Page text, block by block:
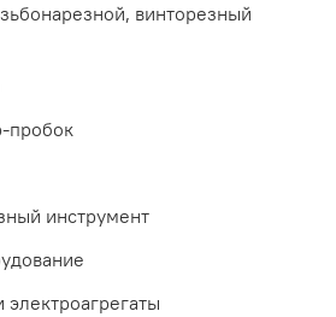
винторезный
пробок
инструмент